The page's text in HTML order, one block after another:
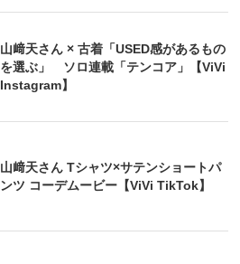
山﨑天さん × 古着「USED感があるもの
を選ぶ」 ソロ連載「テンコア」【ViVi
Instagram】
山﨑天さん Tシャツ×サテンショートパ
ンツ コーデムービー【ViVi TikTok】